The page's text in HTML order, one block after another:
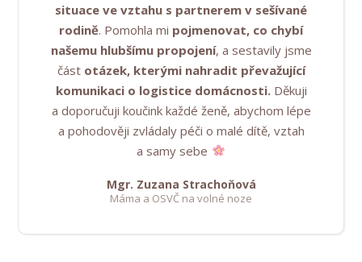
situace ve vztahu s partnerem v sešívané
rodině. Pomohla mi pojmenovat, co chybí
našemu hlubšímu propojení, a sestavily jsme
část otázek, kterými nahradit převažující
komunikaci o logistice domácnosti.Děkuji
a doporučuji koučink každé ženě, abychom lépe
a pohodověji zvládaly péči o malé dítě, vztah
a samy sebe
Mgr. Zuzana Strachoňová
Máma a OSVČ na volné noze